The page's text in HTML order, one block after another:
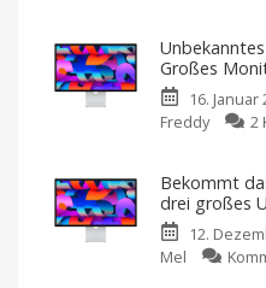
16-
Hz
C-
Großes
16. Januar
Freddy
2
Bekommt
drei großes
12.
Mel